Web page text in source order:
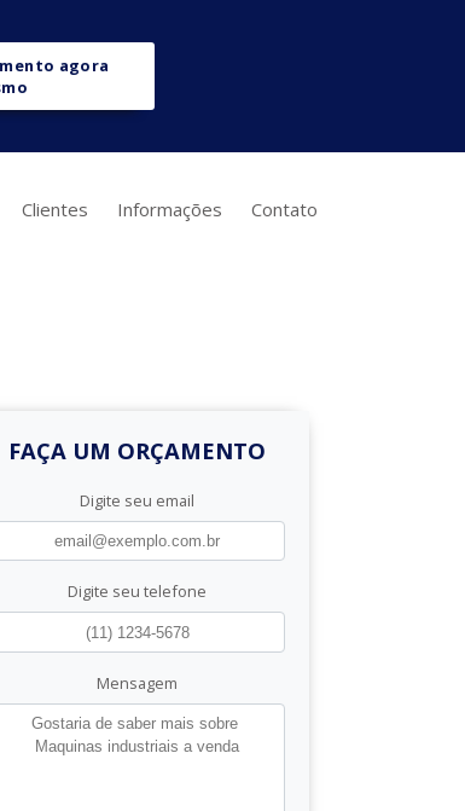
agora
Clientes Informações Contato
FAÇA UM ORÇAMENTO
Digite seu email
Digite seu telefone
Mensagem